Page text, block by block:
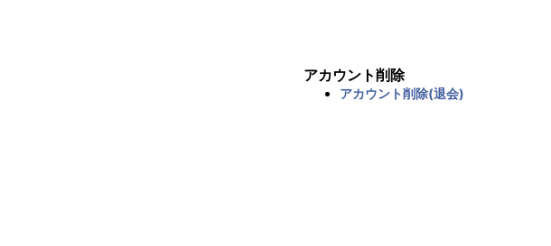
アカウント削除
アカウント削除(退会)